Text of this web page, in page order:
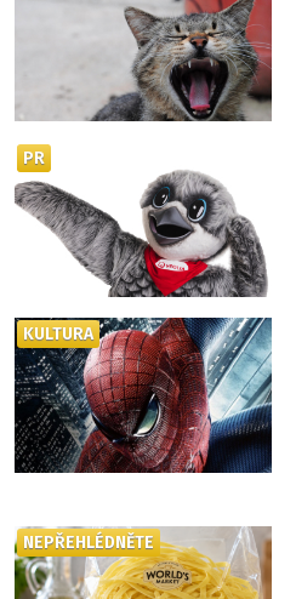
PR
KULTURA
NEPŘEHLÉDNĚTE